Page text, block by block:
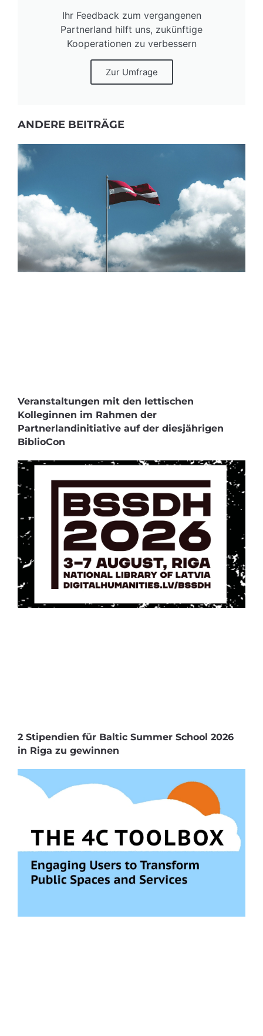
Ihr Feedback zum vergangenen
Partnerland hilft uns, zukünftige
Kooperationen zu verbessern
Zur Umfrage
ANDERE BEITRÄGE
Veranstaltungen mit den lettischen
Kolleginnen im Rahmen der
Partnerlandinitiative auf der diesjährigen
BiblioCon
2 Stipendien für Baltic Summer School 2026
in Riga zu gewinnen